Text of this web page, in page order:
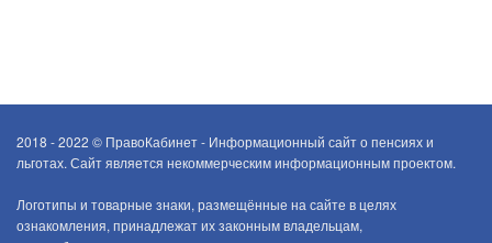
2018 - 2022 © ПравоКабинет - Информационный сайт о пенсиях и
льготах. Сайт является некоммерческим информационным проектом.
Логотипы и товарные знаки, размещённые на сайте в целях
ознакомления, принадлежат их законным владельцам,